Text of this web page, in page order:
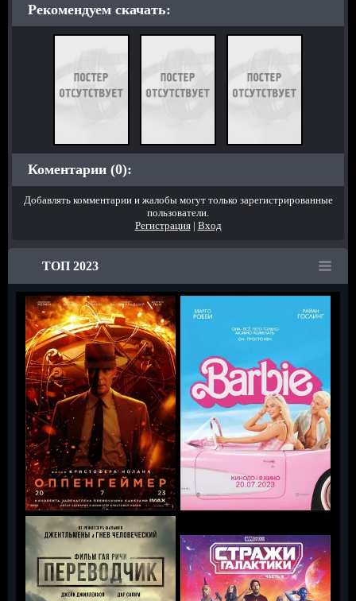
Рекомендуем скачать:
Коментарии (0):
Добавлять комментарии и жалобы могут только зарегистрированные
пользователи.
Регистрация| Вход
ТОП 2023